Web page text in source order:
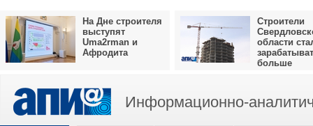
На Дне строителя
выступят
Uma2rman и
Афродита
Строители
области
больше
Информационно-